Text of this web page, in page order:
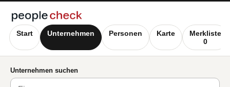
Start Unternehmen Personen Karte
Merkliste
0
Unternehmen suchen